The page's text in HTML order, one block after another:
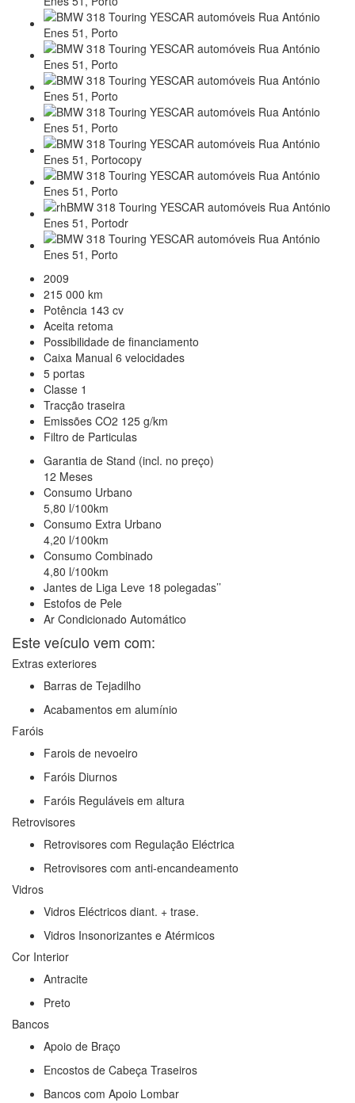
2009
215 000 km
Potência 143 cv
Aceita retoma
Possibilidade de financiamento
Caixa Manual 6 velocidades
5 portas
Classe 1
Tracção traseira
Emissões CO2 125 g/km
Filtro de Particulas
Garantia de Stand (incl. no preço)
12 Meses
Consumo Urbano
5,80 l/100km
Consumo Extra Urbano
4,20 l/100km
Consumo Combinado
4,80 l/100km
Jantes de Liga Leve 18 polegadas’’
Estofos de Pele
Ar Condicionado Automático
Este veículo vem com:
Extras exteriores
Barras de Tejadilho
Acabamentos em alumínio
Faróis
Farois de nevoeiro
Faróis Diurnos
Faróis Reguláveis em altura
Retrovisores
Retrovisores com Regulação Eléctrica
Retrovisores com anti-encandeamento
Vidros
Vidros Eléctricos diant. + trase.
Vidros Insonorizantes e Atérmicos
Cor Interior
Antracite
Preto
Bancos
Apoio de Braço
Encostos de Cabeça Traseiros
Bancos com Apoio Lombar